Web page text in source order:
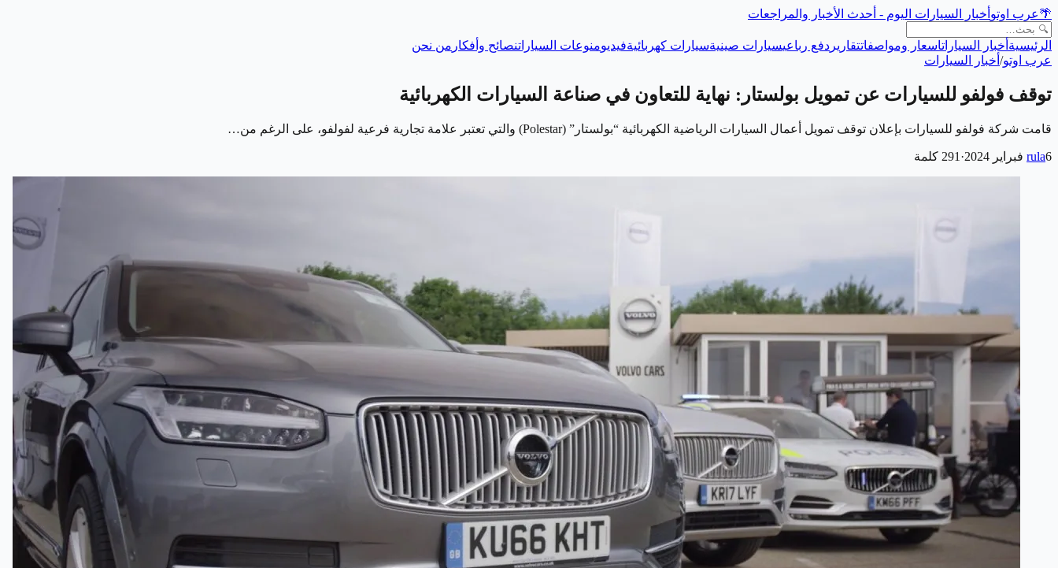
🌴عرب اوتو أخبار السيارات اليوم - أحدث الأخبار والمراجعات
الرئيسية أخبار السياراتاسعار ومواصفاتتقارير دفع رباعيسيارات صينيةسيارات كهربائيةفيديومنوعات السياراتنصائح وأفكار من نحن
عرب اوتو/ أخبار السيارات
توقف فولفو للسيارات عن تمويل بولستار: نهاية للتعاون في صناعة السيارات الكهربائية
قامت شركة فولفو للسيارات بإعلان توقف تمويل أعمال السيارات الرياضية الكهربائية “بولستار” (Polestar) والتي تعتبر علامة تجارية فرعية لفولفو، على الرغم من…
rula6 فبراير 2024 ·
291 كلمة